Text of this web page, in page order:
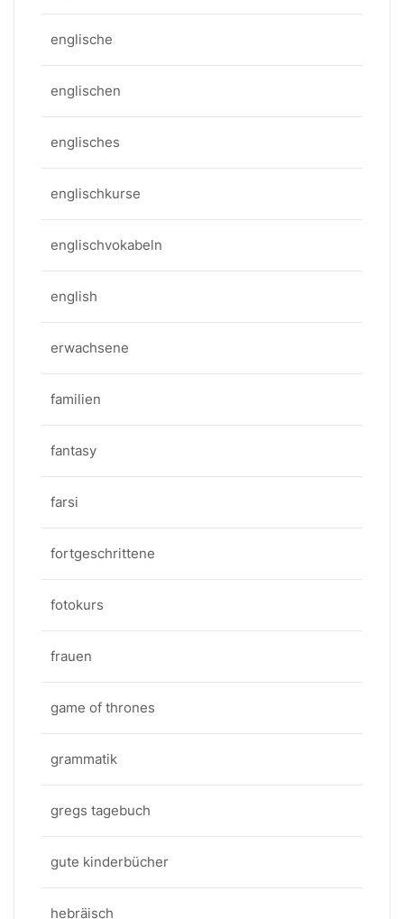
englische
englischen
englisches
englischkurse
englischvokabeln
english
erwachsene
familien
fantasy
farsi
fortgeschrittene
fotokurs
frauen
game of thrones
grammatik
gregs tagebuch
gute kinderbücher
hebräisch